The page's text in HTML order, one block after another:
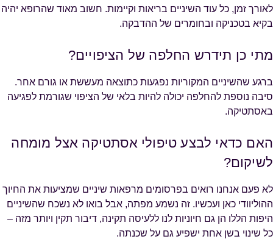
לאורך זמן, כל עוד השיניים בריאות וקיימות. חשוב מאוד שהרופא יהיה
בקיא בטכניקה ובחומרים של ההדבקה.
מתי כן תידרש החלפה של הציפויים?
ברגע שהשיניים המקוריות נפגעות כתוצאה מעששת או גורם אחר.
סיבה נוספת להחלפה יכולה להיות בלאי של הציפוי שגורמת לפגיעה
באסתטיקה.
האם כדאי לבצע טיפולי אסתטיקה אצל מומחה
לשיקום?
לא פעם אנחנו רואים בפרסומים מרפאות שיניים שמציעות את החיוך
ההוליוודי כאן ועכשיו. זה נשמע מפתה, אבל בואו לא נשכח שהשיניים
היפות הללו הן גם חיוניות לנו ללעיסה תקינה, דיבור תקין ויותר מזה –
כל שינוי בשן אחת ישפיע גם על שכנתה.